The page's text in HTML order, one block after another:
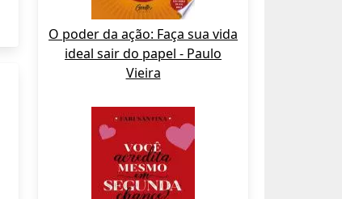
O poder da ação: Faça sua vida
ideal sair do papel - Paulo
Vieira